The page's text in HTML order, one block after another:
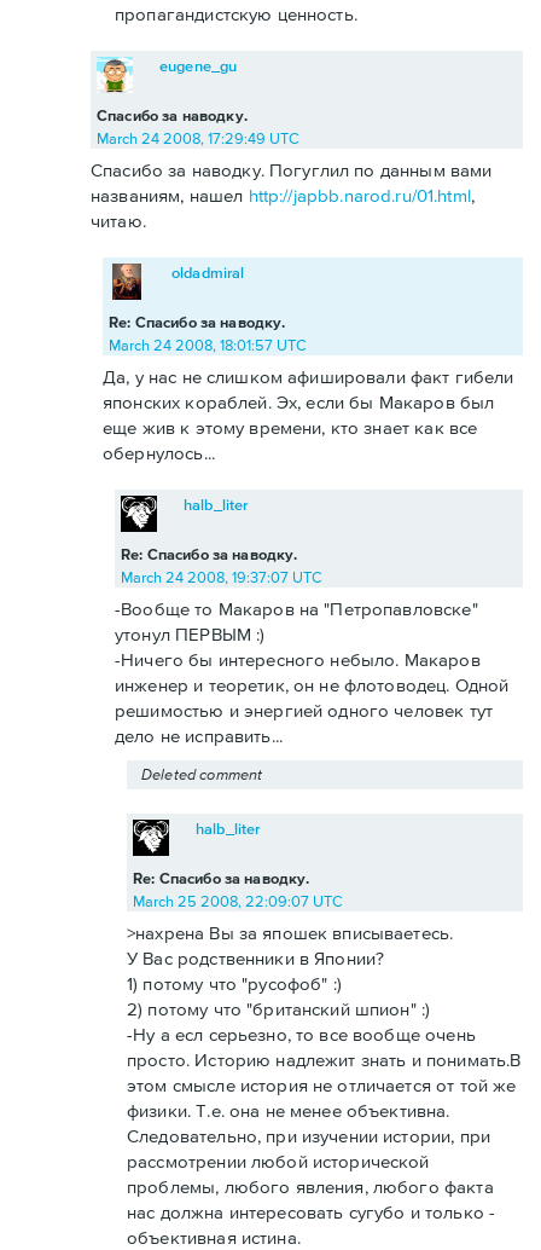
пропагандистскую ценность.
Спасибо за наводку.
eugene_gu
March 24 2008, 17:29:49 UTC
Спасибо за наводку. Погуглил по данным вами
названиям, нашел http://japbb.narod.ru/01.html,
читаю.
Re: Спасибо за наводку.
oldadmiral
March 24 2008, 18:01:57 UTC
Да, у нас не слишком афишировали факт гибели
японских кораблей. Эх, если бы Макаров был
еще жив к этому времени, кто знает как все
обернулось...
Re: Спасибо за наводку.
halb_liter
March 24 2008, 19:37:07 UTC
-Вообще то Макаров на "Петропавловске"
утонул ПЕРВЫМ :)
-Ничего бы интересного небыло. Макаров
инженер и теоретик, он не флотоводец. Одной
решимостью и энергией одного человек тут
дело не исправить...
Deleted comment
Re: Спасибо за наводку.
halb_liter
March 25 2008, 22:09:07 UTC
>нахрена Вы за япошек вписываетесь.
У Вас родственники в Японии?
1) потому что "русофоб" :)
2) потому что "британский шпион" :)
-Ну а есл серьезно, то все вообще очень
просто. Историю надлежит знать и понимать.В
этом смысле история не отличается от той же
физики. Т.е. она не менее объективна.
Следовательно, при изучении истории, при
рассмотрении любой исторической
проблемы, любого явления, любого факта
нас должна интересовать сугубо и только -
объективная истина.